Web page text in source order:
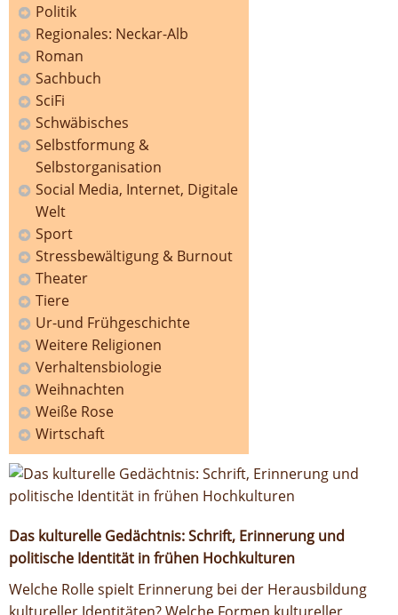
Politik
Regionales: Neckar-Alb
Roman
Sachbuch
SciFi
Schwäbisches
Selbstformung &
Selbstorganisation
Social Media, Internet, Digitale
Welt
Sport
Stressbewältigung & Burnout
Theater
Tiere
Ur-und Frühgeschichte
Weitere Religionen
Verhaltensbiologie
Weihnachten
Weiße Rose
Wirtschaft
Das kulturelle Gedächtnis: Schrift, Erinnerung und
politische Identität in frühen Hochkulturen
Welche Rolle spielt Erinnerung bei der Herausbildung